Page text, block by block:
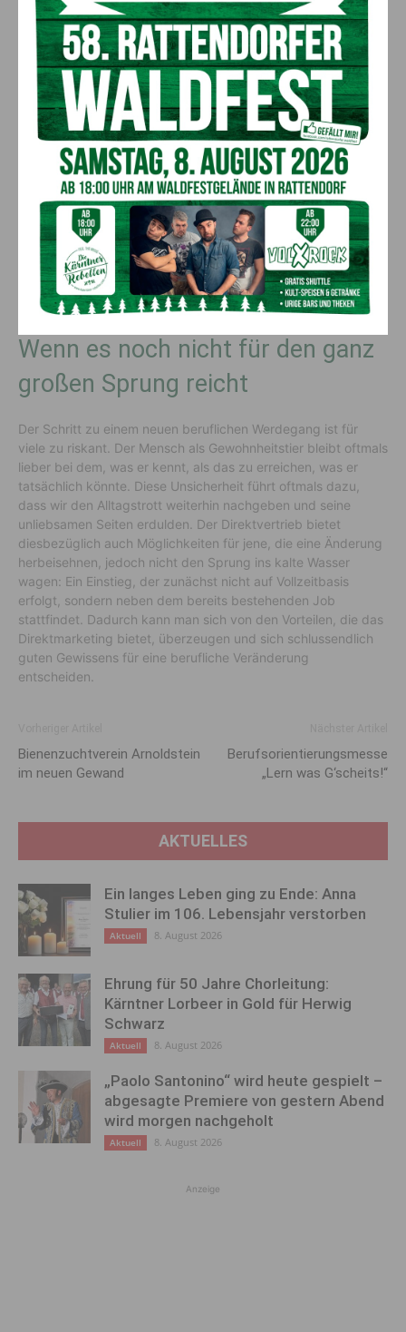
beworben werden, sondern Kunden, die bereits die Vorteile
der Produkte selbst spüren konnten, mit Begeisterung diese
anderen Kunden näherbringen.
Der Erfolg von Juice Plus+ spricht
für sich
Juice Plus+ setzt nicht nur seit 20 Jahren auf eine Branche,
die sich immer stärkerer Beliebtheit erfreut, sondern bietet
qualitativ hochwertige Produkte zu geringen Preisen an. Das
Unternehmen verfolgt hierbei ein Ziel, das mit dem immer
stärker werdenden Trend einer bewussten Ernährung
einhergeht: die Verbesserung der Lebensqualität ihrer
Kunden.
Wenn es noch nicht für den ganz
großen Sprung reicht
Der Schritt zu einem neuen beruflichen Werdegang ist für
viele zu riskant. Der Mensch als Gewohnheitstier bleibt oftmals
lieber bei dem, was er kennt, als das zu erreichen, was er
tatsächlich könnte. Diese Unsicherheit führt oftmals dazu,
dass wir den Alltagstrott weiterhin nachgeben und seine
unliebsamen Seiten erdulden. Der Direktvertrieb bietet
diesbezüglich auch Möglichkeiten für jene, die eine Änderung
herbeisehnen, jedoch nicht den Sprung ins kalte Wasser
wagen: Ein Einstieg, der zunächst nicht auf Vollzeitbasis
erfolgt, sondern neben dem bereits bestehenden Job
stattfindet. Dadurch kann man sich von den Vorteilen, die das
Direktmarketing bietet, überzeugen und sich schlussendlich
guten Gewissens für eine berufliche Veränderung
entscheiden.
Bienenzuchtverein Arnoldstein
im neuen Gewand
Berufsorientierungsmesse
„Lern was G‘scheits!“
AKTUELLES
Ein langes Leben ging zu Ende: Anna
Stulier im 106. Lebensjahr verstorben
Aktuell 8. August 2026
Ehrung für 50 Jahre Chorleitung:
Kärntner Lorbeer in Gold für Herwig
Schwarz
Aktuell 8. August 2026
„Paolo Santonino“ wird heute gespielt –
abgesagte Premiere von gestern Abend
wird morgen nachgeholt
Aktuell 8. August 2026
Anzeige